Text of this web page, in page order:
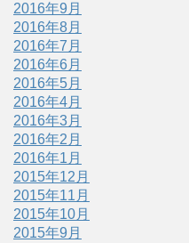
2016年9月
2016年8月
2016年7月
2016年6月
2016年5月
2016年4月
2016年3月
2016年2月
2016年1月
2015年12月
2015年11月
2015年10月
2015年9月